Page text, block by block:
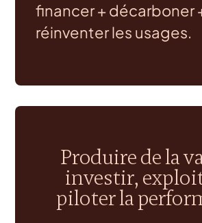
financer + décarboner
réinventer les usages.
Produire de la
investir,
piloter la